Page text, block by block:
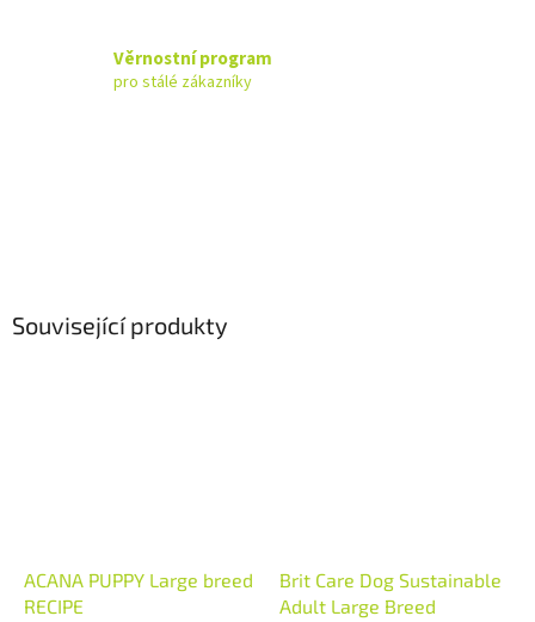
Věrnostní program
pro stálé zákazníky
Související produkty
ACANA PUPPY Large breed
RECIPE
Brit Care Dog Sustainable
Adult Large Breed